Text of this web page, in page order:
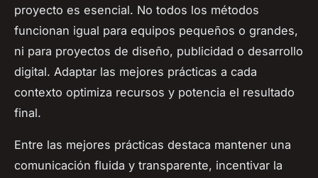
proyecto es esencial. No todos los métodos
funcionan igual para equipos pequeños o grandes,
ni para proyectos de diseño, publicidad o desarrollo
digital. Adaptar las mejores prácticas a cada
contexto optimiza recursos y potencia el resultado
final.
Entre las mejores prácticas destaca mantener una
comunicación fluida y transparente, incentivar la